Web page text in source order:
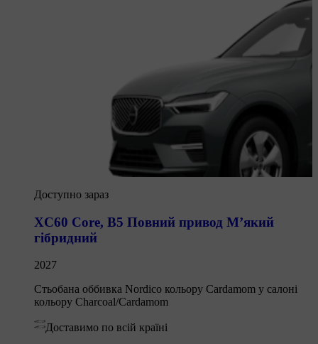
Доступно зараз
XC60 Core, B5 Повний привод М’який
гібридний
2027
Стьобана оббивка Nordico кольору Cardamom у салоні
кольору Charcoal/Cardamom
Доставимо по всій країні